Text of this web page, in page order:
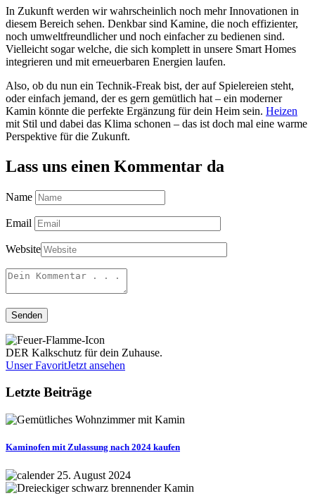
In Zukunft werden wir wahrscheinlich noch mehr Innovationen in
diesem Bereich sehen. Denkbar sind Kamine, die noch effizienter,
noch umweltfreundlicher und noch einfacher zu bedienen sind.
Vielleicht sogar welche, die sich komplett in unsere Smart Homes
integrieren und mit erneuerbaren Energien laufen.
Also, ob du nun ein Technik-Freak bist, der auf Spielereien steht,
oder einfach jemand, der es gern gemütlich hat – ein moderner
Kamin könnte die perfekte Ergänzung für dein Heim sein. Heizen
mit Stil und dabei das Klima schonen – das ist doch mal eine warme
Perspektive für die Zukunft.
Lass uns einen Kommentar da
Name
Email
Website
DER Kalkschutz für dein Zuhause.
Unser FavoritJetzt ansehen
Letzte Beiträge
Kaminofen mit Zulassung nach 2024 kaufen
25. August 2024